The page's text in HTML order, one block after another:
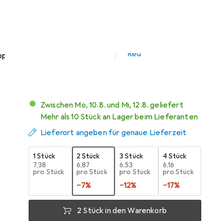
Red
Zwischen Mo, 10.8. und Mi, 12.8. geliefert
Mehr als 10 Stück an Lager beim Lieferanten
Lieferort angeben für genaue Lieferzeit
1 Stück
EUR
7,38
pro Stück
2 Stück
EUR
6,87
pro Stück
−7%
3 Stück
EUR
6,53
pro Stück
−12%
4 Stück
EUR
6,16
pro Stück
−17%
2 Stück in den Warenkorb